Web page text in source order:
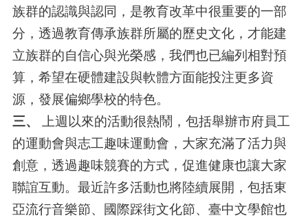
族群的認識與認同，是教育改革中很重要的一部
分，透過教育傳承族群所屬的歷史文化，才能建
立族群的自信心與光榮感，我們也已編列相對預
算，希望在硬體建設與軟體方面能投注更多資
源，發展偏鄉學校的特色。
三、
上週以來的活動很熱鬧，包括舉辦市府員工
的運動會與志工趣味運動會，大家充滿了活力與
創意，透過趣味競賽的方式，促進健康也讓大家
聯誼互動。最近許多活動也將陸續展開，包括東
亞流行音樂節、國際踩街文化節、臺中文學館也